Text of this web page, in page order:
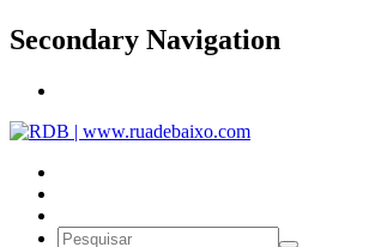
Secondary Navigation